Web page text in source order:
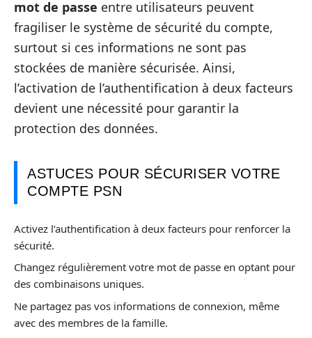
mot de passe entre utilisateurs peuvent
fragiliser le système de sécurité du compte,
surtout si ces informations ne sont pas
stockées de manière sécurisée. Ainsi,
l’activation de l’authentification à deux facteurs
devient une nécessité pour garantir la
protection des données.
ASTUCES POUR SÉCURISER VOTRE
COMPTE PSN
Activez l’authentification à deux facteurs pour renforcer la
sécurité.
Changez régulièrement votre mot de passe en optant pour
des combinaisons uniques.
Ne partagez pas vos informations de connexion, même
avec des membres de la famille.